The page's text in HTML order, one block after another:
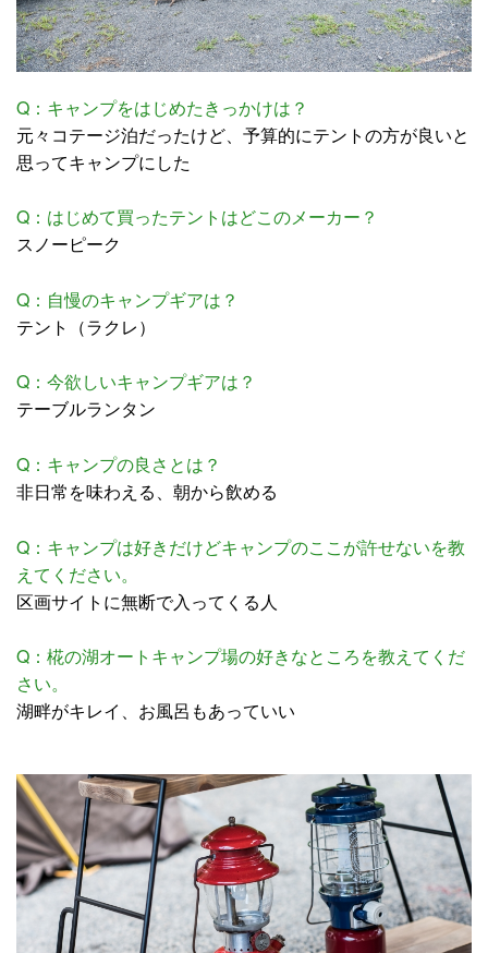
Q：キャンプをはじめたきっかけは？
元々コテージ泊だったけど、予算的にテントの方が良いと
思ってキャンプにした
Q：はじめて買ったテントはどこのメーカー？
スノーピーク
Q：自慢のキャンプギアは？
テント（ラクレ）
Q：今欲しいキャンプギアは？
テーブルランタン
Q：キャンプの良さとは？
非日常を味わえる、朝から飲める
Q：キャンプは好きだけどキャンプのここが許せないを教
えてください。
区画サイトに無断で入ってくる人
Q：椛の湖オートキャンプ場の好きなところを教えてくだ
さい。
湖畔がキレイ、お風呂もあっていい